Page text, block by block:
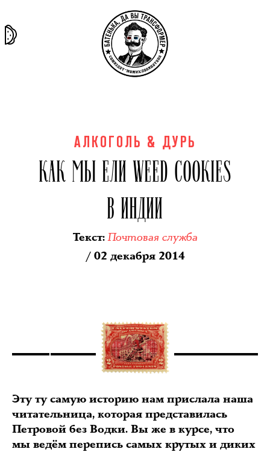
АЛКОГОЛЬ & ДУРЬ
КАК МЫ ЕЛИ WEED COOKIES
В ИНДИИ
Текст:Почтовая служба
/ 02 декабря 2014
Эту ту самую историю нам прислала наша
читательница, которая представилась
Петровой без Водки. Вы же в курсе, что
мы ведём перепись самых крутых и диких